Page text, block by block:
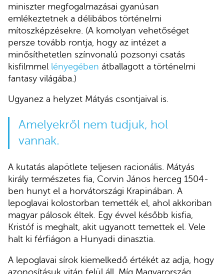
miniszter megfogalmazásai gyanúsan
emlékeztetnek a délibábos történelmi
mítoszképzésekre. (A komolyan vehetőséget
persze tovább rontja, hogy az intézet a
minősíthetetlen színvonalú pozsonyi csatás
kisfilmmel lényegében átballagott a történelmi
fantasy világába.)
Ugyanez a helyzet Mátyás csontjaival is.
Amelyekről nem tudjuk, hol
vannak.
A kutatás alapötlete teljesen racionális. Mátyás
király természetes fia, Corvin János herceg 1504-
ben hunyt el a horvátországi Krapinában. A
lepoglavai kolostorban temették el, ahol akkoriban
magyar pálosok éltek. Egy évvel később kisfia,
Kristóf is meghalt, akit ugyanott temettek el. Vele
halt ki férfiágon a Hunyadi dinasztia.
A lepoglavai sírok kiemelkedő értékét az adja, hogy
azonosításuk vitán felül áll. Míg Magyarország